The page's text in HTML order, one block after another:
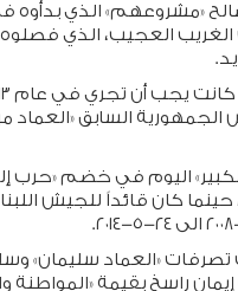
الغريب العجيب، الذي
السابق «العماد
اليوم في خضم «حرب
من ٢٠٠٥ الى ٢٤-٥-٢٠١٤ كانت تصرفات
راسخ بقيمة «المواطنة